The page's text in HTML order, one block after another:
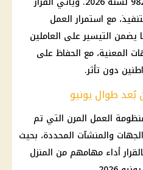
مع استمرار العمل
يضمن التيسير على العاملين
المعنية، مع الحفاظ على
دون تأثر.
طوال يونيو
العمل المرن التي تم
والمنشآت المحددة، بحيث
أداء مهامهم من المنزل